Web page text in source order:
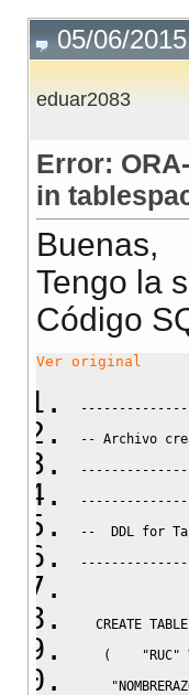
05/06/
eduar2083
Error:
in
Buenas,
Tengo la
Código
Ver original
-- Archivo
--  DDL for
CREATE TABLE
(
"RUC"